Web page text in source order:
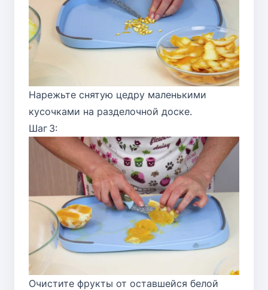
Нарежьте снятую цедру маленькими
кусочками на разделочной доске.
Шаг 3:
Очистите фрукты от оставшейся белой